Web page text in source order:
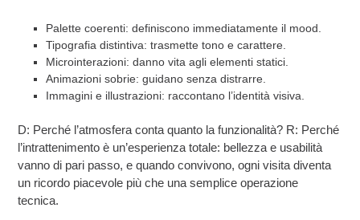
Palette coerenti: definiscono immediatamente il mood.
Tipografia distintiva: trasmette tono e carattere.
Microinterazioni: danno vita agli elementi statici.
Animazioni sobrie: guidano senza distrarre.
Immagini e illustrazioni: raccontano l’identità visiva.
D: Perché l’atmosfera conta quanto la funzionalità? R: Perché
l’intrattenimento è un’esperienza totale: bellezza e usabilità
vanno di pari passo, e quando convivono, ogni visita diventa
un ricordo piacevole più che una semplice operazione
tecnica.